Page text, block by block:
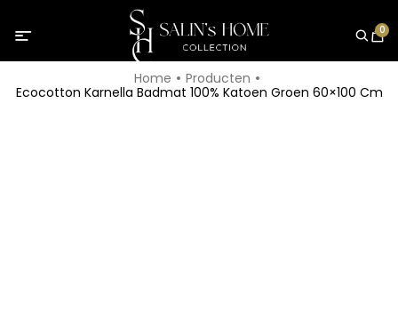
0
Home
Producten
Ecocotton Karnella Badmat 100% Katoen Groen 60×100 Cm